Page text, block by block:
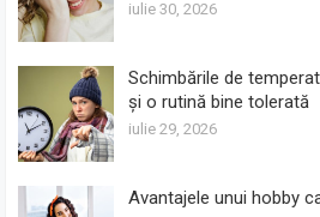
iulie 30, 2026
Schimbările de
și o rutină bine tolerată
iulie 29, 2026
Avantajele unui hobby